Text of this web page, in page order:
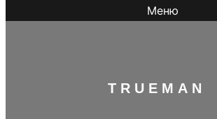
Меню
TR UEMAN